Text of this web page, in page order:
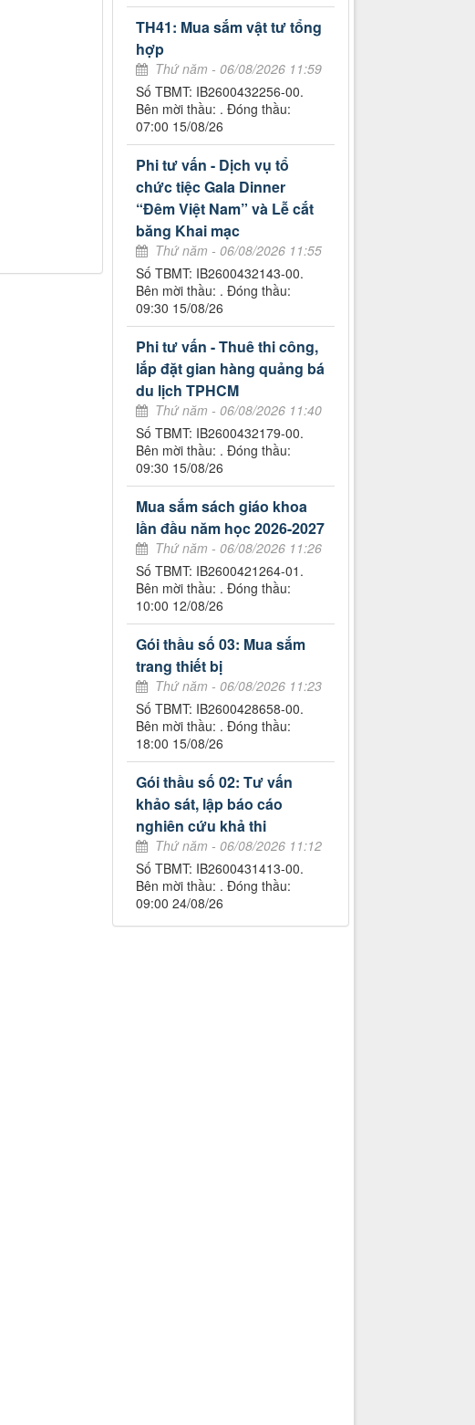
TH41: Mua sắm vật tư tổng
hợp
Thứ năm - 06/08/2026 11:59
Số TBMT: IB2600432256-00.
Bên mời thầu: . Đóng thầu:
07:00 15/08/26
Phi tư vấn - Dịch vụ tổ
chức tiệc Gala Dinner
“Đêm Việt Nam” và Lễ cắt
băng Khai mạc
Thứ năm - 06/08/2026 11:55
Số TBMT: IB2600432143-00.
Bên mời thầu: . Đóng thầu:
09:30 15/08/26
Phi tư vấn - Thuê thi công,
lắp đặt gian hàng quảng bá
du lịch TPHCM
Thứ năm - 06/08/2026 11:40
Số TBMT: IB2600432179-00.
Bên mời thầu: . Đóng thầu:
09:30 15/08/26
Mua sắm sách giáo khoa
lần đầu năm học 2026-2027
Thứ năm - 06/08/2026 11:26
Số TBMT: IB2600421264-01.
Bên mời thầu: . Đóng thầu:
10:00 12/08/26
Gói thầu số 03: Mua sắm
trang thiết bị
Thứ năm - 06/08/2026 11:23
Số TBMT: IB2600428658-00.
Bên mời thầu: . Đóng thầu:
18:00 15/08/26
Gói thầu số 02: Tư vấn
khảo sát, lập báo cáo
nghiên cứu khả thi
Thứ năm - 06/08/2026 11:12
Số TBMT: IB2600431413-00.
Bên mời thầu: . Đóng thầu:
09:00 24/08/26